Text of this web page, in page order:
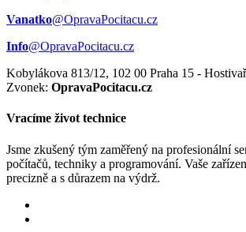
Vanatko@OpravaPocitacu.cz
Info@OpravaPocitacu.cz
Kobylákova 813/12, 102 00 Praha 15 - Hostivař
Zvonek: OpravaPocitacu.cz
Vracíme život technice
Jsme zkušený tým zaměřený na profesionální
počítačů, techniky a programování. Vaše
precizně a s důrazem na výdrž.